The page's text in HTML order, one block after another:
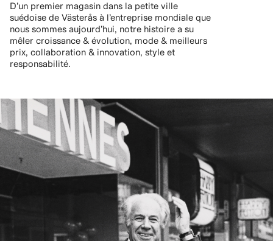
D’un premier magasin dans la petite ville
suédoise de Västerås à l’entreprise mondiale que
nous sommes aujourd’hui, notre histoire a su
mêler croissance & évolution, mode & meilleurs
prix, collaboration & innovation, style et
responsabilité.